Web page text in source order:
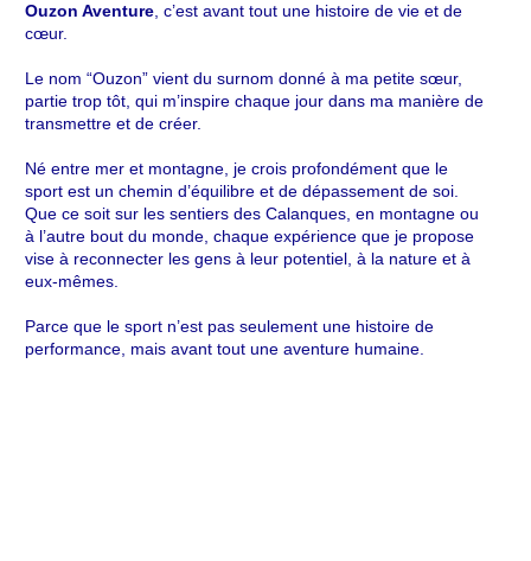
Ouzon Aventure, c’est avant tout une histoire de vie et de
cœur.
Le nom “Ouzon” vient du surnom donné à ma petite sœur,
partie trop tôt, qui m’inspire chaque jour dans ma manière de
transmettre et de créer.
Né entre mer et montagne, je crois profondément que le
sport est un chemin d’équilibre et de dépassement de soi.
Que ce soit sur les sentiers des Calanques, en montagne ou
à l’autre bout du monde, chaque expérience que je propose
vise à reconnecter les gens à leur potentiel, à la nature et à
eux-mêmes.
Parce que le sport n’est pas seulement une histoire de
performance, mais avant tout une aventure humaine.